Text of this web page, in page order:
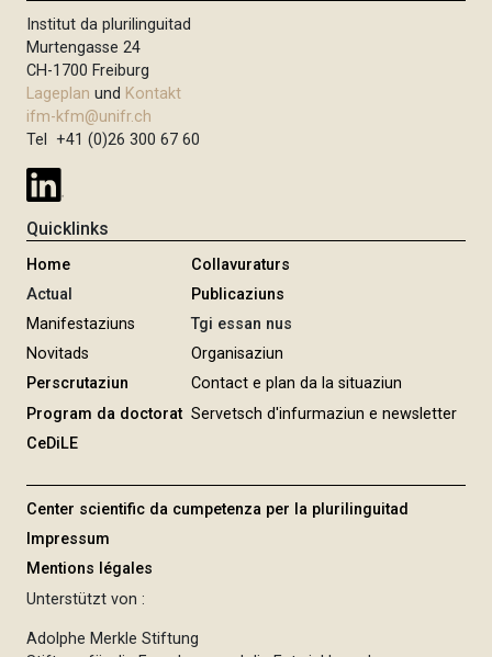
Institut da plurilinguitad
Murtengasse 24
CH-1700 Freiburg
Lageplan und Kontakt
ifm-kfm@unifr.ch
Tel +41 (0)26 300 67 60
Quicklinks
Home
Actual
Manifestaziuns
Novitads
Perscrutaziun
Program da doctorat
CeDiLE
Collavuraturs
Publicaziuns
Tgi essan nus
Organisaziun
Contact e plan da la situaziun
Servetsch d'infurmaziun e newsletter
Center scientific da cumpetenza per la plurilinguitad
Impressum
Mentions légales
Unterstützt von :
Adolphe Merkle Stiftung